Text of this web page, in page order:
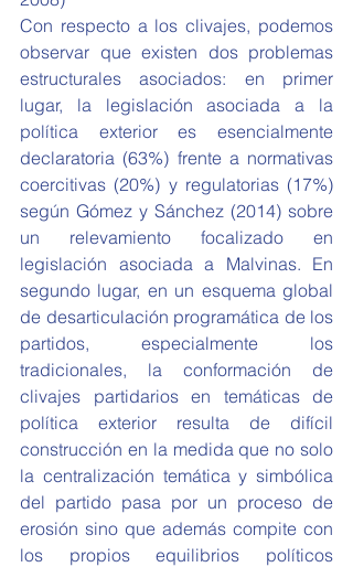
Con respecto a los clivajes, podemos
observar que existen dos problemas
estructurales asociados: en primer
lugar, la legislación asociada a la
política exterior es esencialmente
declaratoria (63%) frente a normativas
coercitivas (20%) y regulatorias (17%)
según Gómez y Sánchez (2014) sobre
un relevamiento focalizado en
legislación asociada a Malvinas. En
segundo lugar, en un esquema global
de desarticulación programática de los
partidos, especialmente los
tradicionales, la conformación de
clivajes partidarios en temáticas de
política exterior resulta de difícil
construcción en la medida que no solo
la centralización temática y simbólica
del partido pasa por un proceso de
erosión sino que además compite con
los propios equilibrios políticos